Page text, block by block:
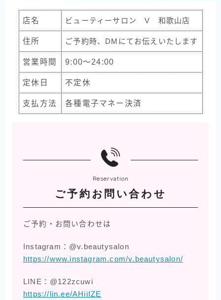
店名 ビューティーサロン V 和歌山店
住所 ご予約時、DMにてお伝えいたします
営業時間 9:00～24:00
定休日 不定休
支払方法 各種電子マネー決済
Reservation
ご予約お問い合わせ
ご予約・お問い合わせは
Instagram：@v.beautysalon
https://www.instagram.com/v.beautysalon/
LINE：@122zcuwi
https://lin.ee/AHiiIZE